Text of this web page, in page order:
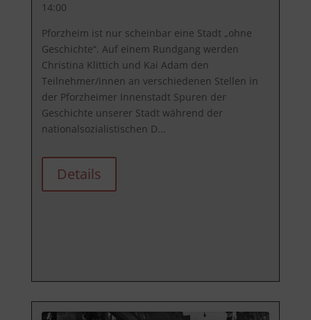
14:00
Pforzheim ist nur scheinbar eine Stadt „ohne
Geschichte“. Auf einem Rundgang werden
Christina Klittich und Kai Adam den
Teilnehmer/innen an verschiedenen Stellen in
der Pforzheimer Innenstadt Spuren der
Geschichte unserer Stadt während der
nationalsozialistischen D...
Details